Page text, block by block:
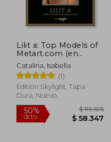
50%
dcto. $ 47.197
Lilit a: Top Models of
Metart.com (en
Inglés)
Catalina, Isabella
(1)
Edition Skylight, Tapa
Dura, Nuevo